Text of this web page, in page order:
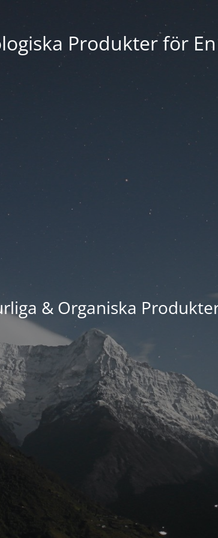
Produkter för
& Organiska